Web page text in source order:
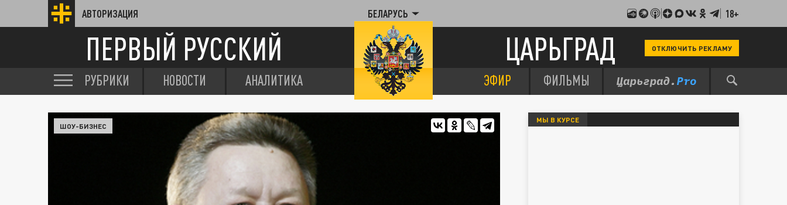
АВТОРИЗАЦИЯ БЕЛАРУСЬ 18+
ПЕРВЫЙ РУССКИЙ ЦАРЬГРАД ОТКЛЮЧИТЬ РЕКЛАМУ
РУБРИКИ НОВОСТИ АНАЛИТИКА ЭФИР ФИЛЬМЫ
ШОУ-БИЗНЕС
МЫ В КУРСЕ